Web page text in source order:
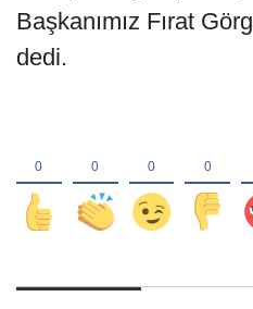
Başkanımız Fırat
dedi.